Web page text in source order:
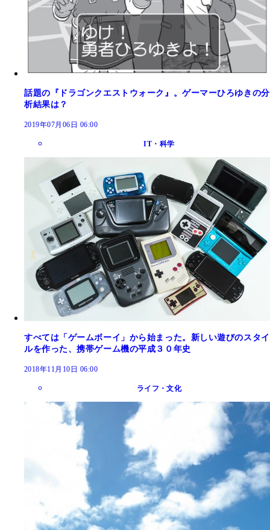
話題の『ドラゴンクエストウォーク』。ゲーマーひろゆきの分
析結果は？
2019年07月06日 06:00
IT・科学
すべては「ゲームボーイ」から始まった。新しい遊びのスタイ
ルを作った、携帯ゲーム機の平成３０年史
2018年11月10日 06:00
ライフ・文化